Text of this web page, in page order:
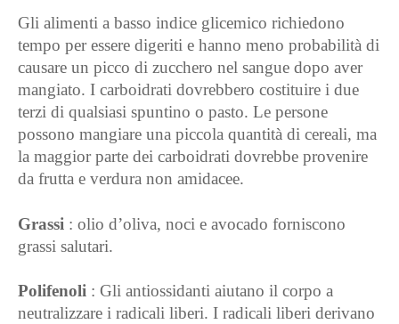
Gli alimenti a basso indice glicemico richiedono
tempo per essere digeriti e hanno meno probabilità di
causare un picco di zucchero nel sangue dopo aver
mangiato. I carboidrati dovrebbero costituire i due
terzi di qualsiasi spuntino o pasto. Le persone
possono mangiare una piccola quantità di cereali, ma
la maggior parte dei carboidrati dovrebbe provenire
da frutta e verdura non amidacee.
Grassi : olio d’oliva, noci e avocado forniscono
grassi salutari.
Polifenoli : Gli antiossidanti aiutano il corpo a
neutralizzare i radicali liberi. I radicali liberi derivano